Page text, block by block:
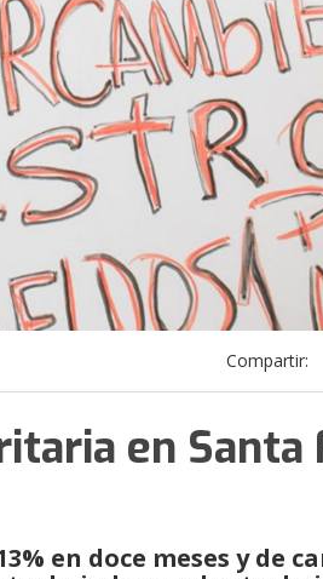
Compartir:
en Santa
en doce meses y de